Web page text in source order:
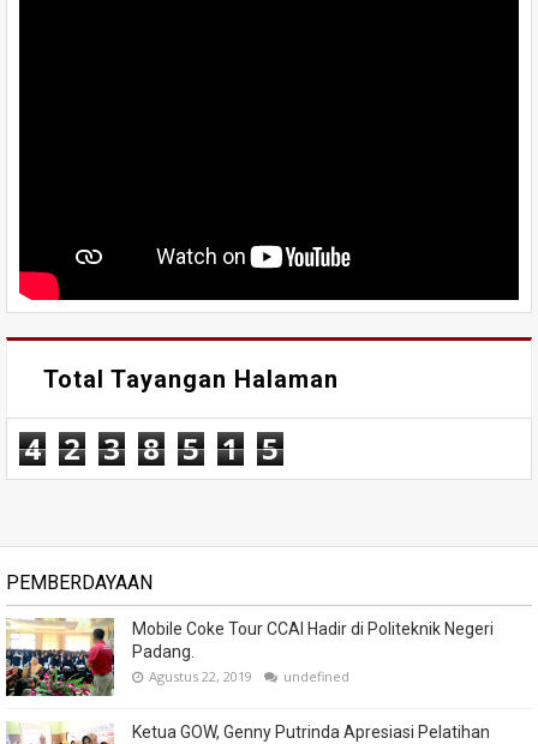
Total Tayangan Halaman
4 2 3 8 5 1 5
PEMBERDAYAAN
Mobile Coke Tour CCAI Hadir di Politeknik Negeri
Padang.
Agustus 22, 2019 undefined
Ketua GOW, Genny Putrinda Apresiasi Pelatihan